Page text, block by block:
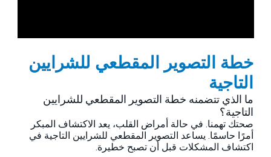
خطة التصوير المقطعي للشرايين
التاجية
ما الذي تتضمنه خطة التصوير المقطعي للشرايين
التاجية؟
صحتك تهمنا. في حالة أمراض القلب، يعد الاكتشاف المبكر
أمرًا حاسمًا. يساعد التصوير المقطعي للشرايين التاجية في
اكتشاف المشكلات قبل أن تصبح خطيرة.